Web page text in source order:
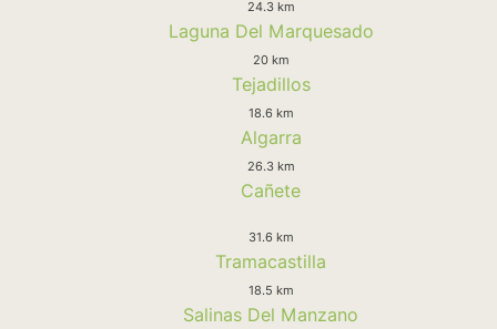
24.3 km
Laguna Del Marquesado
20 km
Tejadillos
18.6 km
Algarra
26.3 km
Cañete
31.6 km
Tramacastilla
18.5 km
Salinas Del Manzano